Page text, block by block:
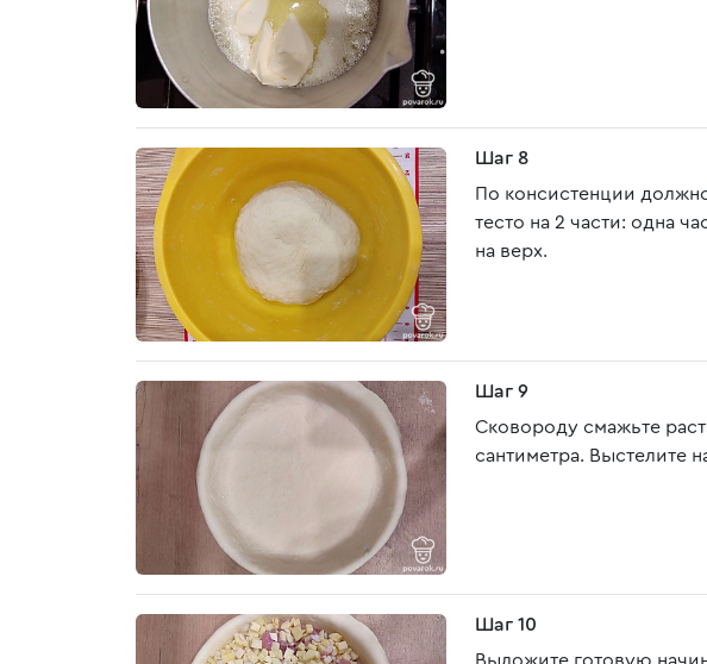
Шаг 8
По консистенции
тесто на 2 части: одна
на верх.
Шаг 9
Сковороду смажьте
сантиметра. Выстелите
Шаг 10